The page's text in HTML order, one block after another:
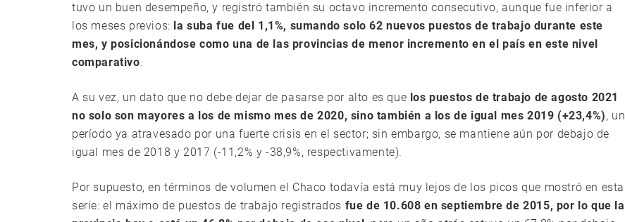
tuvo un buen desempeño, y registró también su octavo incremento consecutivo, aunque fue inferior a
los meses previos: la suba fue del 1,1%, sumando solo 62 nuevos puestos de trabajo durante este
mes, y posicionándose como una de las provincias de menor incremento en el país en este nivel
comparativo.
A su vez, un dato que no debe dejar de pasarse por alto es que los puestos de trabajo de agosto 2021
no solo son mayores a los de mismo mes de 2020, sino también a los de igual mes 2019 (+23,4%), un
período ya atravesado por una fuerte crisis en el sector; sin embargo, se mantiene aún por debajo de
igual mes de 2018 y 2017 (-11,2% y -38,9%, respectivamente).
Por supuesto, en términos de volumen el Chaco todavía está muy lejos de los picos que mostró en esta
serie: el máximo de puestos de trabajo registrados fue de 10.608 en septiembre de 2015, por lo que la